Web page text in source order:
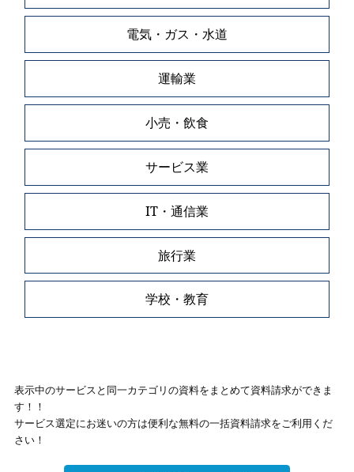
電気・ガス・水道
運輸業
小売・飲食
サービス業
IT・通信業
旅行業
学校・教育
表示中のサービスと同一カテゴリの資料をまとめて資料請求ができま
す！！
サービス選定にお迷いの方は便利な無料の一括資料請求をご利用くだ
さい！